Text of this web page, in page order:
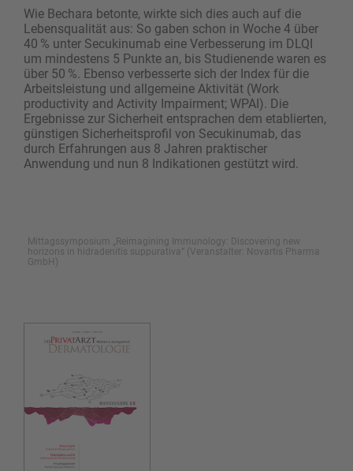
Wie Bechara betonte, wirkte sich dies auch auf die
Lebensqualität aus: So gaben schon in Woche 4 über
40 % unter Secukinumab eine Verbesserung im DLQI
um mindestens 5 Punkte an, bis Studienende waren es
über 50 %. Ebenso verbesserte sich der Index für die
Arbeitsleistung und allgemeine Aktivität (Work
productivity and Activity Impairment; WPAI). Die
Ergebnisse zur Sicherheit entsprachen dem etablierten,
günstigen Sicherheitsprofil von Secukinumab, das
durch Erfahrungen aus 8 Jahren praktischer
Anwendung und nun 8 Indikationen gestützt wird.
Mittagssymposium „Reimagining Immunology: Discovering new
horizons in hidradenitis suppurativa” (Veranstalter: Novartis Pharma
GmbH)